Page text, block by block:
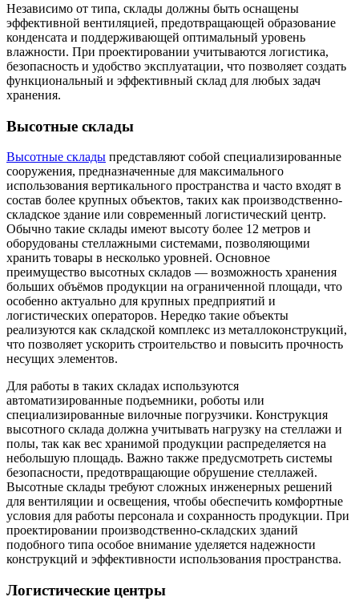
Независимо от типа, склады должны быть оснащены
эффективной вентиляцией, предотвращающей образование
конденсата и поддерживающей оптимальный уровень
влажности. При проектировании учитываются логистика,
безопасность и удобство эксплуатации, что позволяет создать
функциональный и эффективный склад для любых задач
хранения.
Высотные склады
Высотные склады представляют собой специализированные
сооружения, предназначенные для максимального
использования вертикального пространства и часто входят в
состав более крупных объектов, таких как производственно-
складское здание или современный логистический центр.
Обычно такие склады имеют высоту более 12 метров и
оборудованы стеллажными системами, позволяющими
хранить товары в несколько уровней. Основное
преимущество высотных складов — возможность хранения
больших объёмов продукции на ограниченной площади, что
особенно актуально для крупных предприятий и
логистических операторов. Нередко такие объекты
реализуются как складской комплекс из металлоконструкций,
что позволяет ускорить строительство и повысить прочность
несущих элементов.
Для работы в таких складах используются
автоматизированные подъемники, роботы или
специализированные вилочные погрузчики. Конструкция
высотного склада должна учитывать нагрузку на стеллажи и
полы, так как вес хранимой продукции распределяется на
небольшую площадь. Важно также предусмотреть системы
безопасности, предотвращающие обрушение стеллажей.
Высотные склады требуют сложных инженерных решений
для вентиляции и освещения, чтобы обеспечить комфортные
условия для работы персонала и сохранность продукции. При
проектировании производственно-складских зданий
подобного типа особое внимание уделяется надежности
конструкций и эффективности использования пространства.
Логистические центры